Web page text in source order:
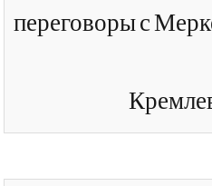
переговоры с